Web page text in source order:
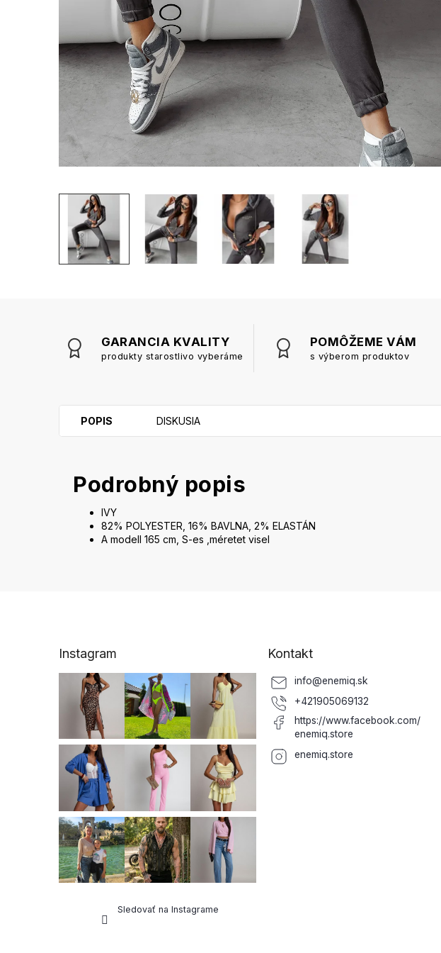
GARANCIA KVALITY
produkty starostlivo vyberáme
POMÔŽEME VÁM
s výberom produktov
POPIS DISKUSIA
Podrobný popis
IVY
82% POLYESTER, 16% BAVLNA, 2% ELASTÁN
A modell 165 cm, S-es ,méretet visel
Instagram
Sledovať na Instagrame
Kontakt
info@enemiq.sk
+421905069132
https://www.facebook.com/
enemiq.store
enemiq.store